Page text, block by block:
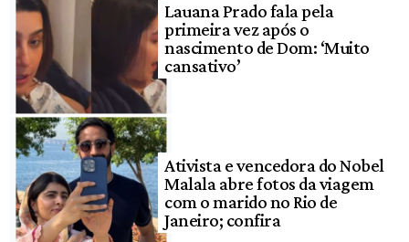
Lauana Prado fala pela
primeira vez após o
nascimento de Dom: ‘Muito
cansativo’
Ativista e vencedora do Nobel
Malala abre fotos da viagem
com o marido no Rio de
Janeiro; confira